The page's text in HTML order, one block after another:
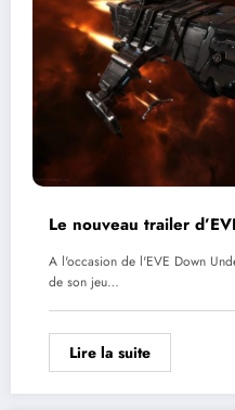
Le nouveau trailer
A l'occasion de l'EVE Down
de son jeu…
Lire la suite